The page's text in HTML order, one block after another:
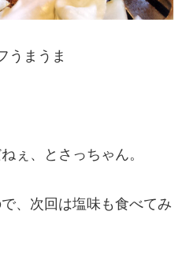
うまうま
ぇ、とさっちゃん。
、次回は塩味も食べてみ